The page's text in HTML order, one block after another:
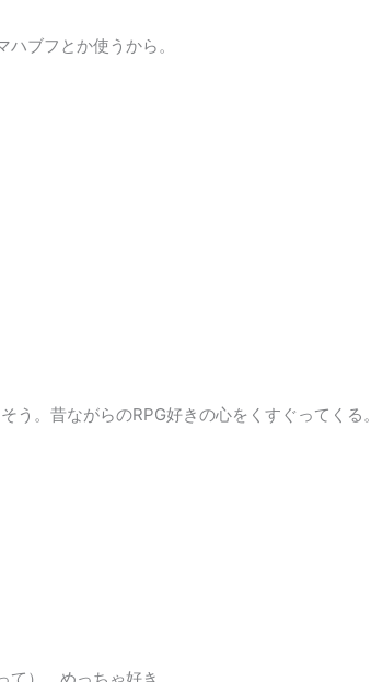
ブフとか使うから。
。昔ながらのRPG好きの心をくすぐってくる。